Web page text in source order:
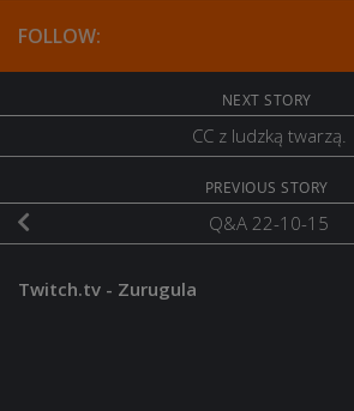
FOLLOW:
NEXT STORY
CC z ludzką twarzą.
PREVIOUS STORY
Q&A 22-10-15
Twitch.tv - Zurugula